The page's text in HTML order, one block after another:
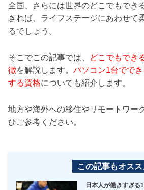
全国、さらには世界のどこでもでき
きれば、ライフステージにあわせて
るでしょう。
そこでこの記事では、
どこでもでき
徴を解説します。 パソコン1台でで
する資格についても紹介します。
地方や海外への移住やリモートワー
ひご参考ください。
この記事もオスス
日本人が働きすぎる